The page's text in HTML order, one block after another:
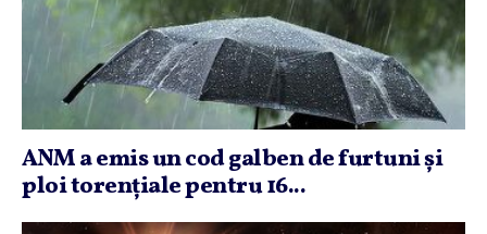
ANM a emis un cod galben de furtuni şi
ploi torenţiale pentru 16...